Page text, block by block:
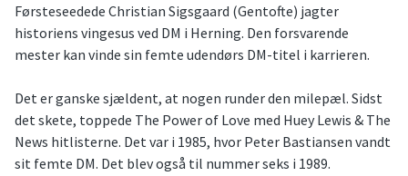
Førsteseedede Christian Sigsgaard (Gentofte) jagter
historiens vingesus ved DM i Herning. Den forsvarende
mester kan vinde sin femte udendørs DM-titel i karrieren.
Det er ganske sjældent, at nogen runder den milepæl. Sidst
det skete, toppede The Power of Love med Huey Lewis & The
News hitlisterne. Det var i 1985, hvor Peter Bastiansen vandt
sit femte DM. Det blev også til nummer seks i 1989.